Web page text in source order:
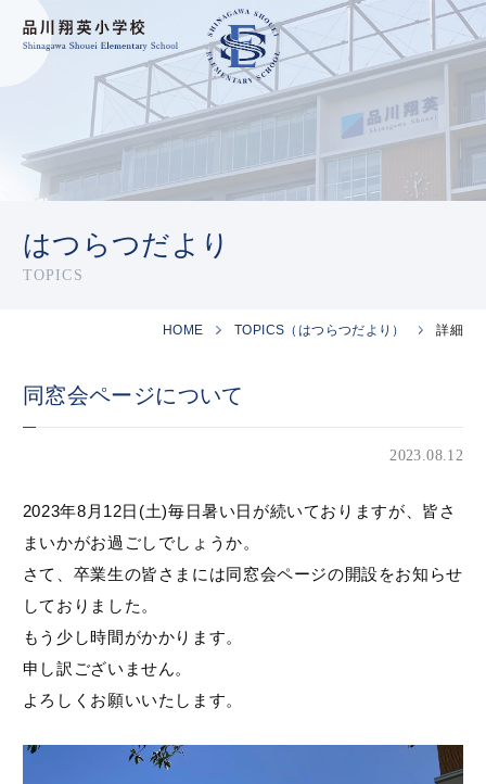
はつらつだより
TOPICS
HOME TOPICS（はつらつだより） 詳細
同窓会ページについて
2023.08.12
2023年8月12日(土)毎日暑い日が続いておりますが、皆さ
まいかがお過ごしでしょうか。
さて、卒業生の皆さまには同窓会ページの開設をお知らせ
しておりました。
もう少し時間がかかります。
申し訳ございません。
よろしくお願いいたします。